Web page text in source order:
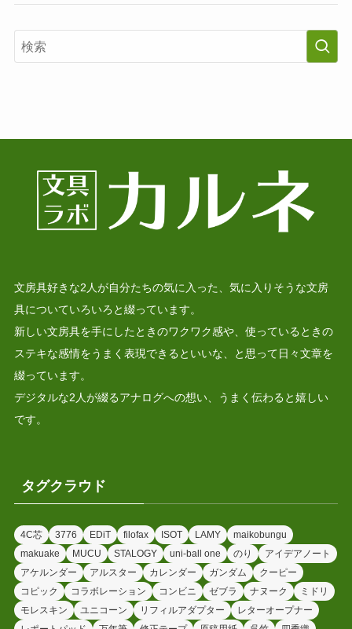
文房具好きな2人が自分たちの気に入った、気に入りそうな文房
具についていろいろと綴っています。
新しい文房具を手にしたときのワクワク感や、使っているときの
ステキな感情をうまく表現できるといいな、と思って日々文章を
綴っています。
デジタルな2人が綴るアナログへの想い、うまく伝わると嬉しい
です。
タグクラウド
4C芯 3776 EDiT filofax ISOT LAMY
maikobungu
makuake
MUCU STALOGY uni-ball one のり
アイデアノート
アケルンダー
アルスター カレンダー ガンダム
クーピー
コピック
コラボレーション コンビニ ゼブラ ナヌーク
ミドリ
モレスキン
ユニコーン リフィルアダプター
レターオープナー